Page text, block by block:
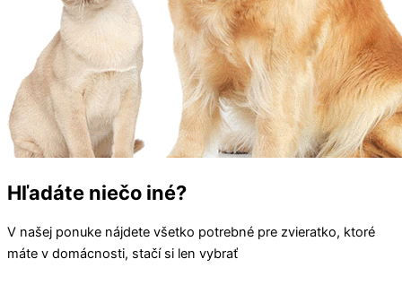
Hľadáte niečo iné?
V našej ponuke nájdete všetko potrebné pre zvieratko, ktoré
máte v domácnosti, stačí si len vybrať